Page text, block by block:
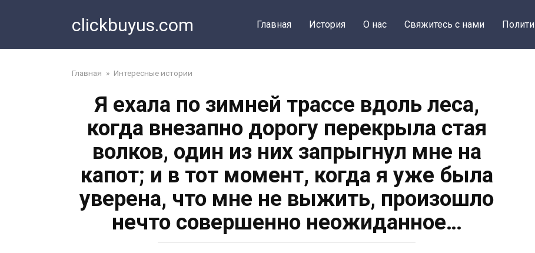
clickbuyus.com Главная История О нас Свяжитесь с нами
Главная » Интересные истории
Я ехала по зимней трассе вдоль леса,
когда внезапно дорогу перекрыла стая
волков, один из них запрыгнул мне на
капот; и в тот момент, когда я уже была
уверена, что мне не выжить, произошло
нечто совершенно неожиданное…